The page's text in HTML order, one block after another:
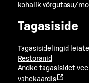
kohalik võrgutasu/
Tagasiside
Tagasisidelingid
Restoranid
Andke tagasisidet
vahekaardis